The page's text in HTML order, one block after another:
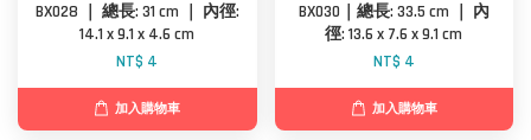
BX028 ｜ 總長: 31 cm ｜ 內徑:
14.1 x 9.1 x 4.6 cm
NT$ 4
加入購物車
BX030｜總長: 33.5 cm ｜ 內
徑: 13.6 x 7.6 x 9.1 cm
NT$ 4
加入購物車